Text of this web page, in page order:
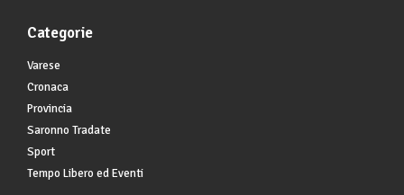
Categorie
Varese
Cronaca
Provincia
Saronno Tradate
Sport
Tempo Libero ed Eventi